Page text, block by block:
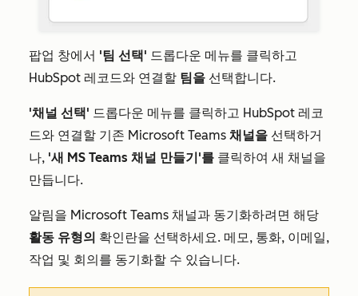
팝업 창에서 '팀 선택' 드롭다운 메뉴를 클릭하고
HubSpot 레코드와 연결할 팀을 선택합니다.
'채널 선택' 드롭다운 메뉴를 클릭하고 HubSpot 레코
드와 연결할 기존 Microsoft Teams 채널을 선택하거
나, '새 MS Teams 채널 만들기'를 클릭하여 새 채널을
만듭니다.
알림을 Microsoft Teams 채널과 동기화하려면 해당
활동 유형의 확인란을 선택하세요. 메모, 통화, 이메일,
작업 및 회의를 동기화할 수 있습니다.